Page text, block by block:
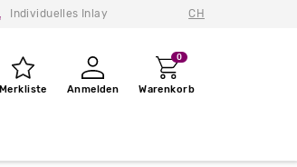
Individuelles Inlay CH
Merkliste Anmelden
0
Warenkorb